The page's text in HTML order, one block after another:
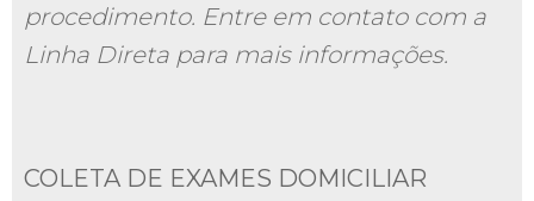
procedimento. Entre em contato com a
Linha Direta para mais informações.
COLETA DE EXAMES DOMICILIAR